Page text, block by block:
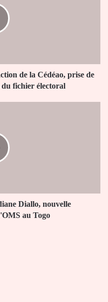
de la Cédéao, prise de
fichier électoral
Diallo, nouvelle
au Togo